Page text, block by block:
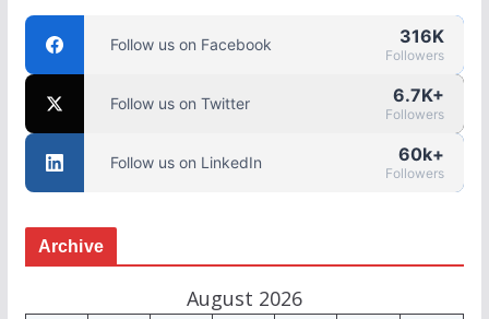
Follow us on Facebook 316K
Followers
Follow us on Twitter 6.7K+
Followers
Follow us on LinkedIn 60k+
Followers
Archive
August 2026